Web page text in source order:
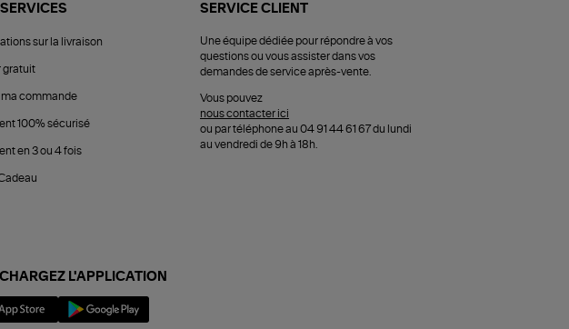
sur la livraison
gratuit
ma commande
100% sécurisé
en 3 ou 4 fois
SERVICE CLIENT
Une équipe dédiée pour répondre à vos
questions ou vous assister dans vos
demandes de service après-vente.
Vous pouvez
nous contacter ici
ou par téléphone au 04 91 44 61 67 du lundi
au vendredi de 9h à 18h.
L'APPLICATION